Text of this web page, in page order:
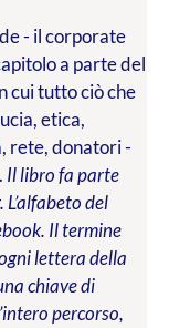
- il corporate
a parte del
cui tutto ciò che
etica,
rete, donatori -
Il libro fa parte
del
Il termine
lettera della
chiave di
percorso,